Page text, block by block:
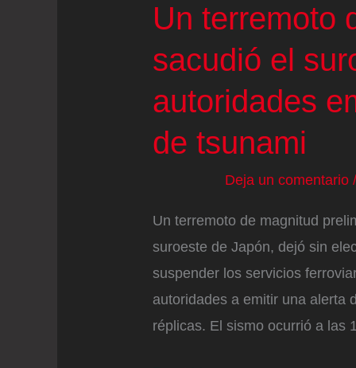
Un terremoto
sacudió el
autoridades
de tsunami
Deja un comentario /
Un terremoto de magnitud
suroeste de Japón, dejó sin
suspender los servicios
autoridades a emitir una alerta
réplicas. El sismo ocurrió a las